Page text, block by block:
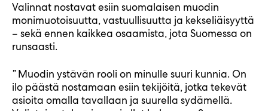
Valinnat nostavat esiin suomalaisen muodin
monimuotoisuutta, vastuullisuutta ja kekseliäisyyttä
– sekä ennen kaikkea osaamista, jota Suomessa on
runsaasti.
”Muodin ystävän rooli on minulle suuri kunnia. On
ilo päästä nostamaan esiin tekijöitä, jotka tekevät
asioita omalla tavallaan ja suurella sydämellä.